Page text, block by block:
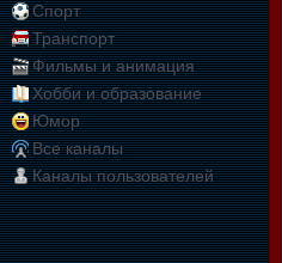
Спорт
Транспорт
Фильмы и анимация
Хобби и образование
Юмор
Все каналы
Каналы пользователей